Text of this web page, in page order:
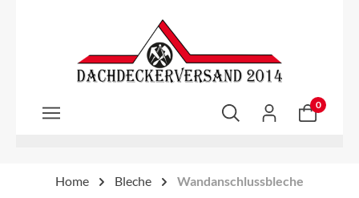
Zum Hauptinhalt springen
0
Home Bleche Wandanschlussbleche